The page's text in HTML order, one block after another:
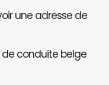
une adresse de
conduite belge